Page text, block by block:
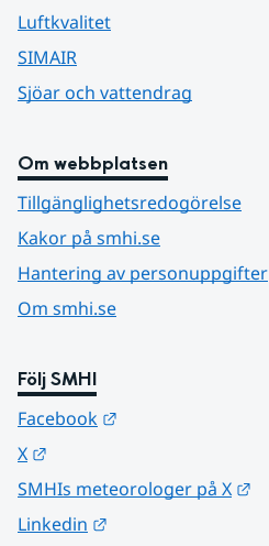
Luftkvalitet
SIMAIR
Sjöar och vattendrag
Om webbplatsen
Tillgänglighetsredogörelse
Kakor på smhi.se
Hantering av personuppgifter
Om smhi.se
Följ SMHI
Facebook
X
SMHIs meteorologer på X
Linkedin